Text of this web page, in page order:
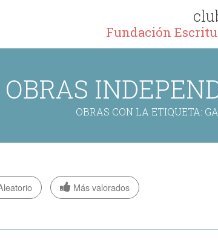
Fundación
OBRAS
OBRAS CON LA ETIQUETA:
Más valorados